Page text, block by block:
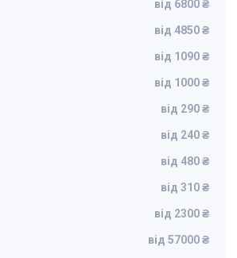
від 6800 ₴
від 4850 ₴
від 1090 ₴
від 1000 ₴
від 290 ₴
від 240 ₴
від 480 ₴
від 310 ₴
від 2300 ₴
від 57000 ₴